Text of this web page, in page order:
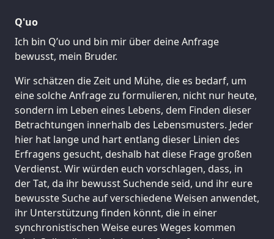
Q'uo
Ich bin Q’uo und bin mir über deine Anfrage
bewusst, mein Bruder.
Wir schätzen die Zeit und Mühe, die es bedarf, um
eine solche Anfrage zu formulieren, nicht nur heute,
sondern im Leben eines Lebens, dem Finden dieser
Betrachtungen innerhalb des Lebensmusters. Jeder
hier hat lange und hart entlang dieser Linien des
Erfragens gesucht, deshalb hat diese Frage großen
Verdienst. Wir würden euch vorschlagen, dass, in
der Tat, da ihr bewusst Suchende seid, und ihr eure
bewusste Suche auf verschiedene Weisen anwendet,
ihr Unterstützung finden könnt, die in einer
synchronistischen Weise eures Weges kommen